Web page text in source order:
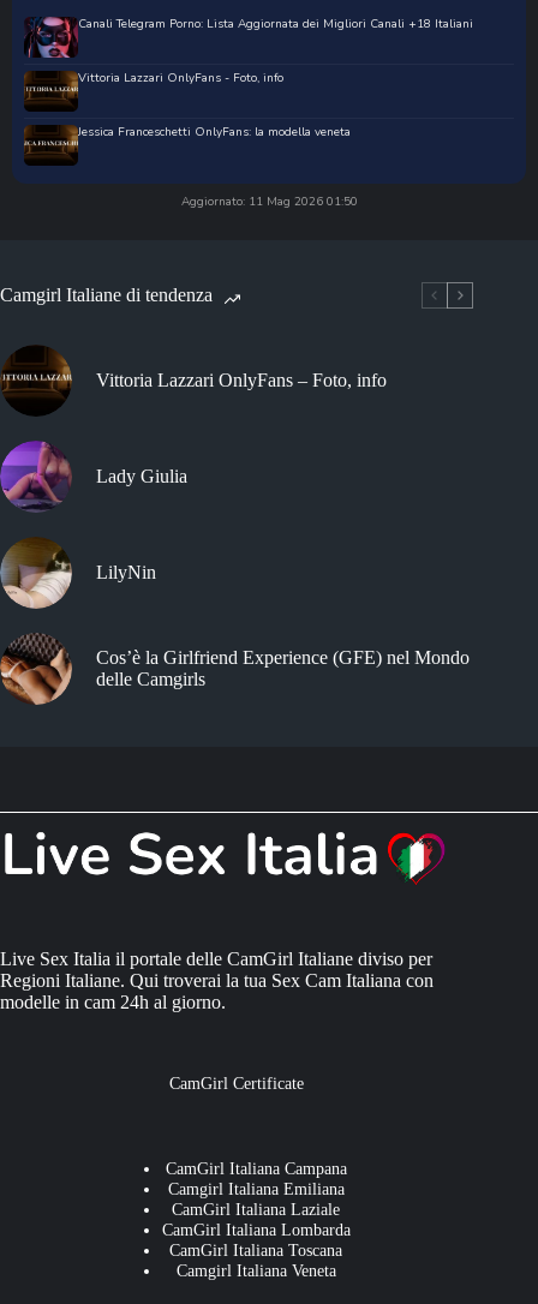
Canali Telegram Porno: Lista Aggiornata dei Migliori Canali +18 Italiani
Vittoria Lazzari OnlyFans - Foto, info
Jessica Franceschetti OnlyFans: la modella veneta
Aggiornato: 11 Mag 2026 01:50
Camgirl Italiane di tendenza
Vittoria Lazzari OnlyFans – Foto, info
Lady Giulia
LilyNin
Cos’è la Girlfriend Experience (GFE) nel Mondo
delle Camgirls
Live Sex Italia il portale delle CamGirl Italiane diviso per
Regioni Italiane. Qui troverai la tua Sex Cam Italiana con
modelle in cam 24h al giorno.
CamGirl Certificate
CamGirl Italiana Campana
Camgirl Italiana Emiliana
CamGirl Italiana Laziale
CamGirl Italiana Lombarda
CamGirl Italiana Toscana
Camgirl Italiana Veneta